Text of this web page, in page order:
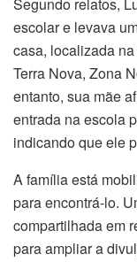
escolar e levava
casa, localizada
Terra Nova, Zona
entanto, sua mãe
entrada na escola
indicando que ele
A família está
para encontrá-lo.
compartilhada em
para ampliar a